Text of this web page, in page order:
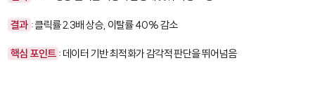
결과 : 클릭률 2.3배 상승, 이탈률 40% 감소
핵심 포인트 : 데이터 기반 최적화가 감각적 판단을 뛰어넘음